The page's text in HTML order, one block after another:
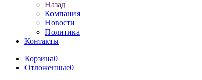
Назад
Компания
Новости
Политика
Контакты
Корзина0
Отложенные0